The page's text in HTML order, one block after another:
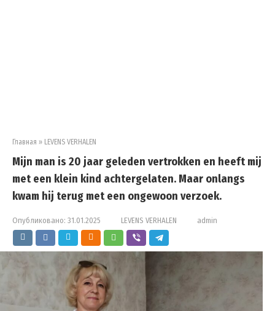
Главная » LEVENS VERHALEN
Mijn man is 20 jaar geleden vertrokken en heeft mij
met een klein kind achtergelaten. Maar onlangs
kwam hij terug met een ongewoon verzoek.
Опубликовано: 31.01.2025 LEVENS VERHALEN admin